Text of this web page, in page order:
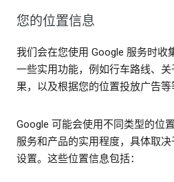
您的位置信息
我们会在您使用 Google 服务时收
一些实用功能，例如行车路线、
果，以及根据您的位置投放广告等
Google 可能会使用不同类型的位
服务和产品的实用程度，具体取
设置。这些位置信息包括：